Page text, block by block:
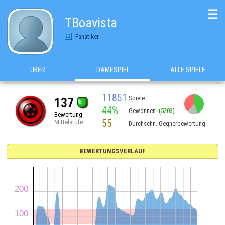
TBoavista
Fanatiker
☰
ÜBER DAMESPIEL ALLE SPIELE
137
Bewertung
Mittelstufe
11851 Spiele
44% Gewonnen (5203)
55 Durchschn. Gegnerbewertung
BEWERTUNGSVERLAUF